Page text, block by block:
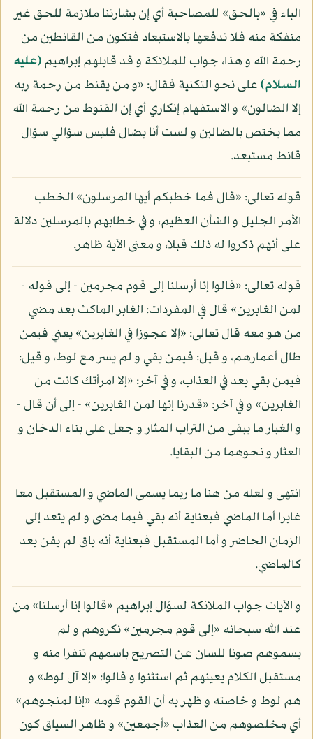
الباء في «بالحق» للمصاحبة أي إن بشارتنا ملازمة للحق غير
منفكة منه فلا تدفعها بالاستبعاد فتكون من القانطين من
رحمة الله و هذا، جواب للملائكة و قد قابلهم إبراهيم(عليه
السلام)على نحو التكنية فقال: «و من يقنط من رحمة ربه
إلا الضالون» و الاستفهام إنكاري أي إن القنوط من رحمة الله
مما يختص بالضالين و لست أنا بضال فليس سؤالي سؤال
قانط مستبعد.
قوله تعالى: «قال فما خطبكم أيها المرسلون» الخطب
الأمر الجليل و الشأن العظيم، و في خطابهم بالمرسلين دلالة
على أنهم ذكروا له ذلك قبلا، و معنى الآية ظاهر.
قوله تعالى: «قالوا إنا أرسلنا إلى قوم مجرمين - إلى قوله -
لمن الغابرين» قال في المفردات: الغابر الماكث بعد مضي
من هو معه قال تعالى: «إلا عجوزا في الغابرين» يعني فيمن
طال أعمارهم، و قيل: فيمن بقي و لم يسر مع لوط، و قيل:
فيمن بقي بعد في العذاب، و في آخر: «إلا امرأتك كانت من
الغابرين» و في آخر: «قدرنا إنها لمن الغابرين» - إلى أن قال -
و الغبار ما يبقى من التراب المثار و جعل على بناء الدخان و
العثار و نحوهما من البقايا.
انتهى و لعله من هنا ما ربما يسمى الماضي و المستقبل معا
غابرا أما الماضي فبعناية أنه بقي فيما مضى و لم يتعد إلى
الزمان الحاضر و أما المستقبل فبعناية أنه باق لم يفن بعد
كالماضي.
و الآيات جواب الملائكة لسؤال إبراهيم «قالوا إنا أرسلنا» من
عند الله سبحانه «إلى قوم مجرمين» نكروهم و لم
يسموهم صونا للسان عن التصريح باسمهم تنفرا منه و
مستقبل الكلام يعينهم ثم استثنوا و قالوا: «إلا آل لوط» و
هم لوط و خاصته و ظهر به أن القوم قومه «إنا لمنجوهم»
أي مخلصوهم من العذاب «أجمعين» و ظاهر السياق كون